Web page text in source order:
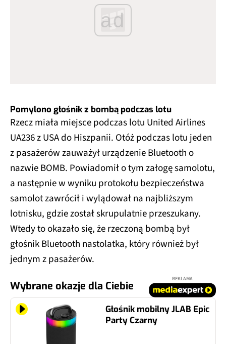
ad
Pomylono głośnik z bombą podczas lotu
Rzecz miała miejsce podczas lotu United Airlines
UA236 z USA do Hiszpanii. Otóż podczas lotu jeden
z pasażerów zauważył urządzenie Bluetooth o
nazwie BOMB. Powiadomił o tym załogę samolotu,
a następnie w wyniku protokołu bezpieczeństwa
samolot zawrócił i wylądował na najbliższym
lotnisku, gdzie został skrupulatnie przeszukany.
Wtedy to okazało się, że rzeczoną bombą był
głośnik Bluetooth nastolatka, który również był
jednym z pasażerów.
Wybrane okazje dla Ciebie
REKLAMA
Głośnik mobilny JLAB Epic
Party Czarny